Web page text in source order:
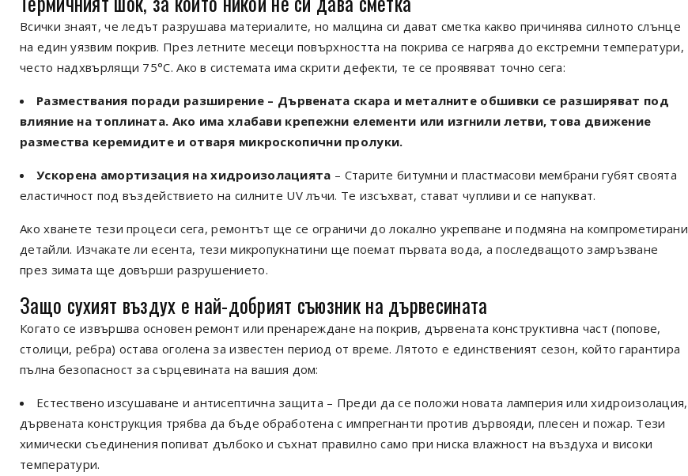
Всички знаят, че ледът разрушава материалите, но малцина си дават сметка какво причинява силното слънце
на един уязвим покрив. През летните месеци повърхността на покрива се нагрява до екстремни температури,
често надхвърлящи 75°C. Ако в системата има скрити дефекти, те се проявяват точно сега:
Размествания поради разширение – Дървената скара и металните обшивки се разширяват под
влияние на топлината. Ако има хлабави крепежни елементи или изгнили летви, това движение
размества керемидите и отваря микроскопични пролуки.
Ускорена амортизация на хидроизолацията – Старите битумни и пластмасови мембрани губят своята
еластичност под въздействието на силните UV лъчи. Те изсъхват, стават чупливи и се напукват.
Ако хванете тези процеси сега, ремонтът ще се ограничи до локално укрепване и подмяна на компрометирани
детайли. Изчакате ли есента, тези микропукнатини ще поемат първата вода, а последващото замръзване
през зимата ще довърши разрушението.
Защо сухият въздух е най-добрият съюзник на дървесината
Когато се извършва основен ремонт или пренареждане на покрив, дървената конструктивна част (попове,
столици, ребра) остава оголена за известен период от време. Лятото е единственият сезон, който гарантира
пълна безопасност за сърцевината на вашия дом:
Естествено изсушаване и антисептична защита – Преди да се положи новата ламперия или хидроизолация,
дървената конструкция трябва да бъде обработена с импрегнанти против дървояди, плесен и пожар. Тези
химически съединения попиват дълбоко и съхнат правилно само при ниска влажност на въздуха и високи
температури.